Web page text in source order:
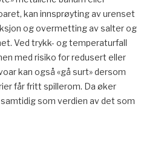
et, kan innsprøytingavurenset
ogovermettingav salter og
Ved trykk- og temperaturfall
med risiko for redusert eller
kan også «gå surt»dersom
får fritt spillerom. Da øker
som verdien av det som